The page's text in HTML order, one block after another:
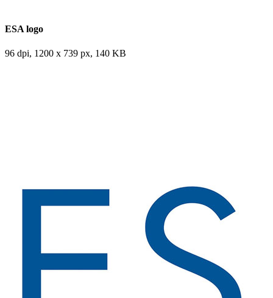
ESA logo
96 dpi, 1200 x 739 px, 140 KB